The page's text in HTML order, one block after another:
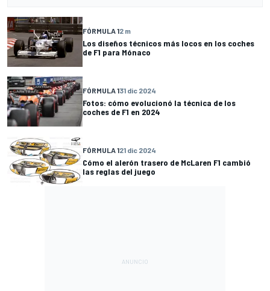
FÓRMULA 12 m
Los diseños técnicos más locos en los coches
de F1 para Mónaco
FÓRMULA 131 dic 2024
Fotos: cómo evolucionó la técnica de los
coches de F1 en 2024
FÓRMULA 121 dic 2024
Cómo el alerón trasero de McLaren F1 cambió
las reglas del juego